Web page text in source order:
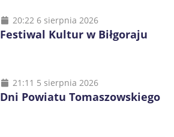
20:22 6 sierpnia 2026
Festiwal Kultur w Biłgoraju
21:11 5 sierpnia 2026
Dni Powiatu Tomaszowskiego